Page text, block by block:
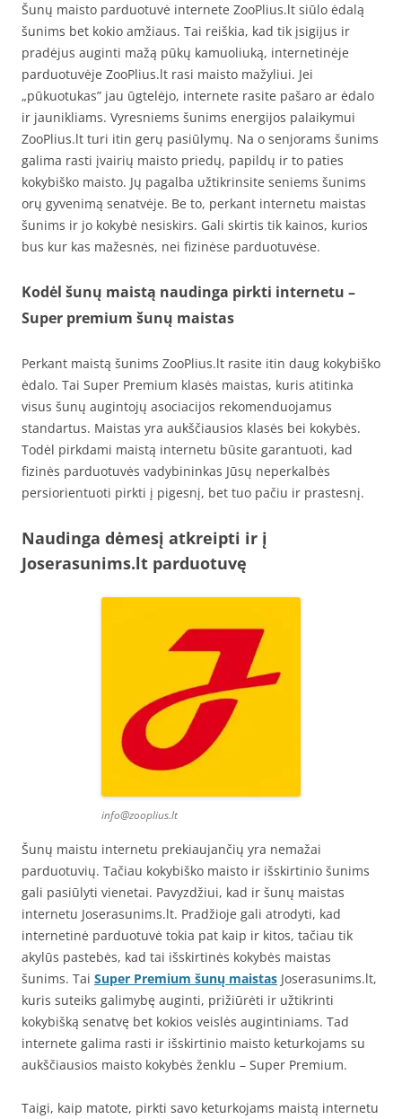
Šunų maisto parduotuvė internete ZooPlius.lt siūlo ėdalą
šunims bet kokio amžiaus. Tai reiškia, kad tik įsigijus ir
pradėjus auginti mažą pūkų kamuoliuką, internetinėje
parduotuvėje ZooPlius.lt rasi maisto mažyliui. Jei
„pūkuotukas” jau ūgtelėjo, internete rasite pašaro ar ėdalo
ir jaunikliams. Vyresniems šunims energijos palaikymui
ZooPlius.lt turi itin gerų pasiūlymų. Na o senjorams šunims
galima rasti įvairių maisto priedų, papildų ir to paties
kokybiško maisto. Jų pagalba užtikrinsite seniems šunims
orų gyvenimą senatvėje. Be to, perkant internetu maistas
šunims ir jo kokybė nesiskirs. Gali skirtis tik kainos, kurios
bus kur kas mažesnės, nei fizinėse parduotuvėse.
Kodėl šunų maistą naudinga pirkti internetu –
Super premium šunų maistas
Perkant maistą šunims ZooPlius.lt rasite itin daug kokybiško
ėdalo. Tai Super Premium klasės maistas, kuris atitinka
visus šunų augintojų asociacijos rekomenduojamus
standartus. Maistas yra aukščiausios klasės bei kokybės.
Todėl pirkdami maistą internetu būsite garantuoti, kad
fizinės parduotuvės vadybininkas Jūsų neperkalbės
persiorientuoti pirkti į pigesnį, bet tuo pačiu ir prastesnį.
Naudinga dėmesį atkreipti ir į
Joserasunims.lt parduotuvę
info@zooplius.lt
Šunų maistu internetu prekiaujančių yra nemažai
parduotuvių. Tačiau kokybiško maisto ir išskirtinio šunims
gali pasiūlyti vienetai. Pavyzdžiui, kad ir šunų maistas
internetu Joserasunims.lt. Pradžioje gali atrodyti, kad
internetinė parduotuvė tokia pat kaip ir kitos, tačiau tik
akylūs pastebės, kad tai išskirtinės kokybės maistas
šunims. Tai Super Premium šunų maistas Joserasunims.lt,
kuris suteiks galimybę auginti, prižiūrėti ir užtikrinti
kokybišką senatvę bet kokios veislės augintiniams. Tad
internete galima rasti ir išskirtinio maisto keturkojams su
aukščiausios maisto kokybės ženklu – Super Premium.
Taigi, kaip matote, pirkti savo keturkojams maistą internetu